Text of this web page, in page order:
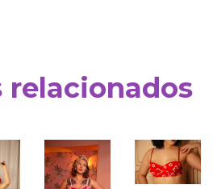
relacionados